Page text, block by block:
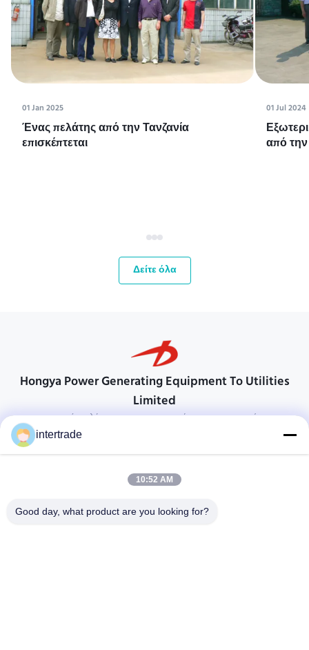
01 Jan 2025
Ένας πελάτης από την Τανζανία
επισκέπτεται
01 Jul 2024
από
Δείτε όλα
Hongya Power Generating Equipment To Utilities
Limited
προσαρμοσμένες λύσεις για να ανταποκρίνονται στις απαιτήσεις των
Χωριό Anxi, πόλη Yuping, νομός Hongya, Κίνα
86-28-37561966-8:00
intertrade
10:52 AM
Good day, what product are you looking for?